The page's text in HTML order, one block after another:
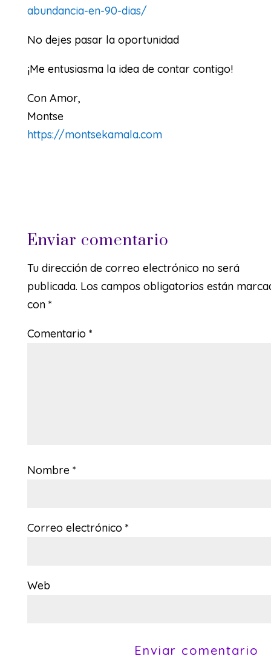
abundancia-en-90-dias/
No dejes pasar la oportunidad
¡Me entusiasma la idea de contar contigo!
Con Amor,
Montse
https://montsekamala.com
Enviar comentario
Tu dirección de correo electrónico no será
publicada. Los campos obligatorios están
con *
Comentario *
Nombre *
Correo electrónico *
Web